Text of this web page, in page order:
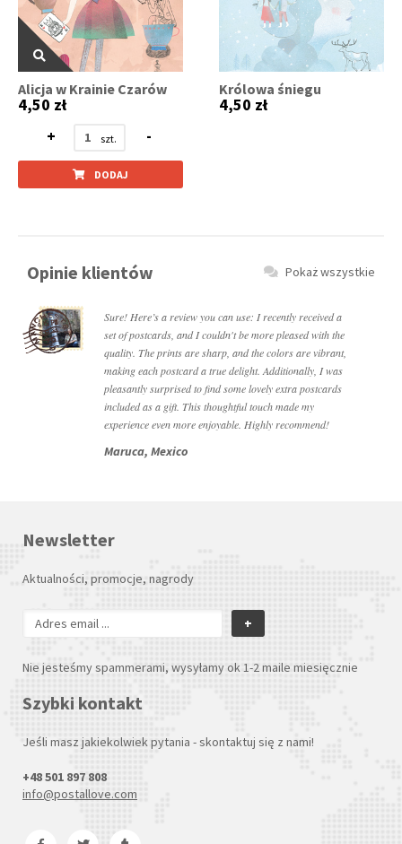
Alicja w Krainie Czarów
4,50 zł
+
-
DODAJ
Królowa śniegu
4,50 zł
Opinie klientów Pokaż wszystkie
Sure! Here’s a review you can use: I recently received a
set of postcards, and I couldn't be more pleased with the
quality. The prints are sharp, and the colors are vibrant,
making each postcard a true delight. Additionally, I was
pleasantly surprised to find some lovely extra postcards
included as a gift. This thoughtful touch made my
experience even more enjoyable. Highly recommend!
Maruca, Mexico
Newsletter
Aktualności, promocje, nagrody
+
Nie jesteśmy spammerami, wysyłamy ok 1-2 maile miesięcznie
Szybki kontakt
Jeśli masz jakiekolwiek pytania - skontaktuj się z nami!
+48 501 897 808
info@postallove.com